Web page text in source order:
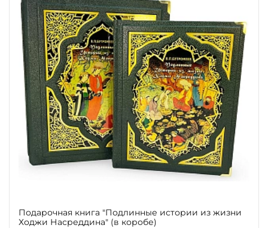
Подарочная книга "Подлинные истории из жизни
Ходжи Насреддина" (в коробе)